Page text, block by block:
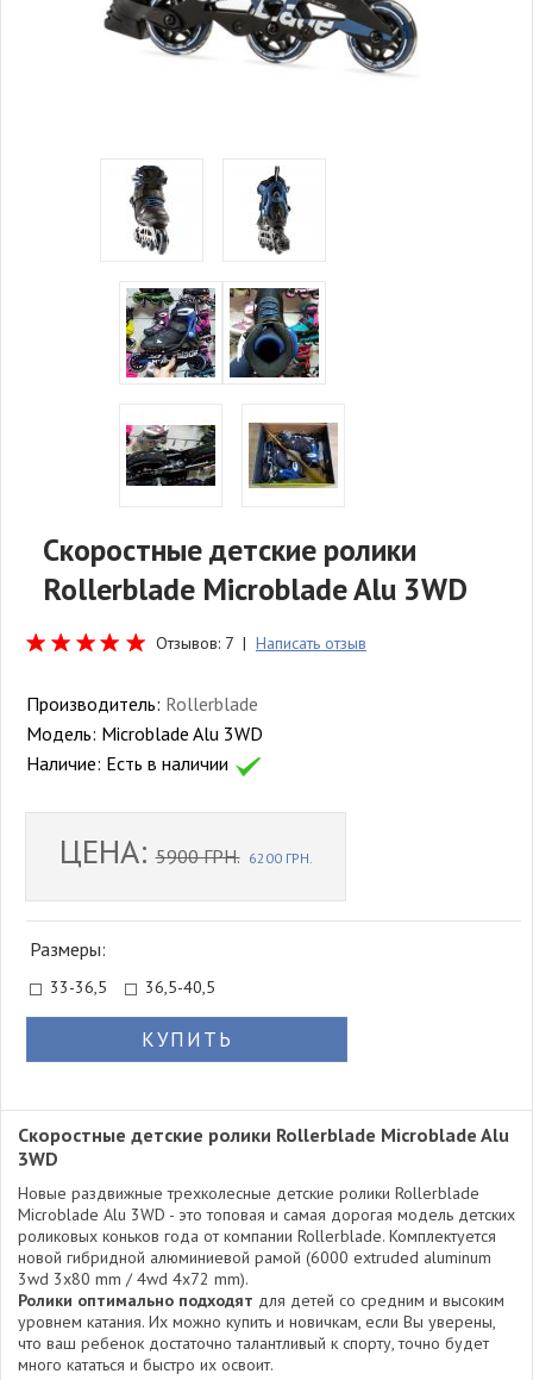
Скоростные детские ролики
Rollerblade Microblade Alu 3WD
Отзывов: 7 | Написать отзыв
Производитель: Rollerblade
Модель: Microblade Alu 3WD
Наличие: Есть в наличии
ЦЕНА:5900 ГРН. 6200 ГРН.
Размеры:
33-36,5 36,5-40,5
КУПИТЬ
Скоростные детские ролики Rollerblade Microblade Alu
3WD
Новые раздвижные трехколесные детские ролики Rollerblade
Microblade Alu 3WD - это топовая и самая дорогая модель детских
роликовых коньков года от компании Rollerblade. Комплектуется
новой гибридной алюминиевой рамой (6000 ехtruded aluminum
3wd 3x80 mm / 4wd 4x72 mm).
Ролики оптимально подходят для детей со средним и высоким
уровнем катания. Их можно купить и новичкам, если Вы уверены,
что ваш ребенок достаточно талантливый к спорту, точно будет
много кататься и быстро их освоит.